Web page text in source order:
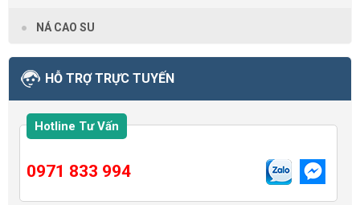
NÁ CAO SU
HỖ TRỢ TRỰC TUYẾN
Hotline Tư Vấn
0971 833 994